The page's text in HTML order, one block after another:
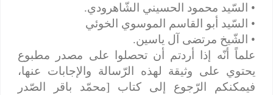
• السّيد محمود الحسيني الشّاهرودي.
• السّيد أبو القاسم الموسوي الخوئي
• الشّيخ مرتضى آل ياسين.
علماً أنّه إذا أردتم أن تحصلوا على مصدر مطبوع
يحتوي على وثيقة لهذه الرّسالة والإجابات عنها،
فيمكنكم الرّجوع إلى كتاب [محمّد باقر الصّدر